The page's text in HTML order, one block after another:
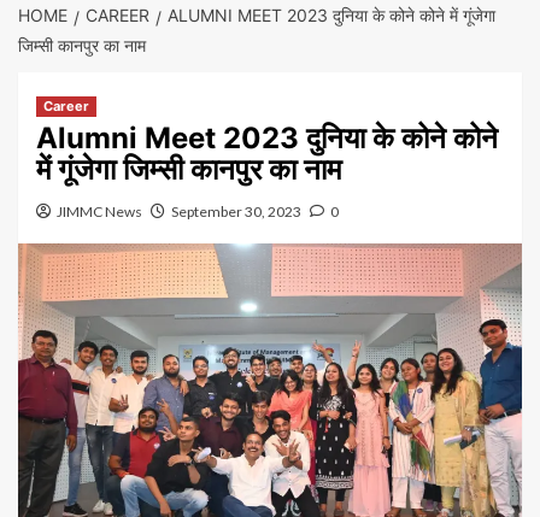
HOME CAREER
ALUMNI MEET 2023 दुनिया के कोने कोने में गूंजेगा
जिम्सी कानपुर का नाम
Career
Alumni Meet 2023 दुनिया के कोने कोने
में गूंजेगा जिम्सी कानपुर का नाम
JIMMC News September 30, 2023 0